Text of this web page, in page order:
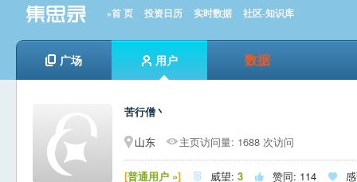
»首 页 投资日历 实时数据 社区-知识库
广场 用户 数据
苦行僧丶
山东
主页访问量: 1688 次访问
[普通用户 »]  威望: 3  赞同: 114 